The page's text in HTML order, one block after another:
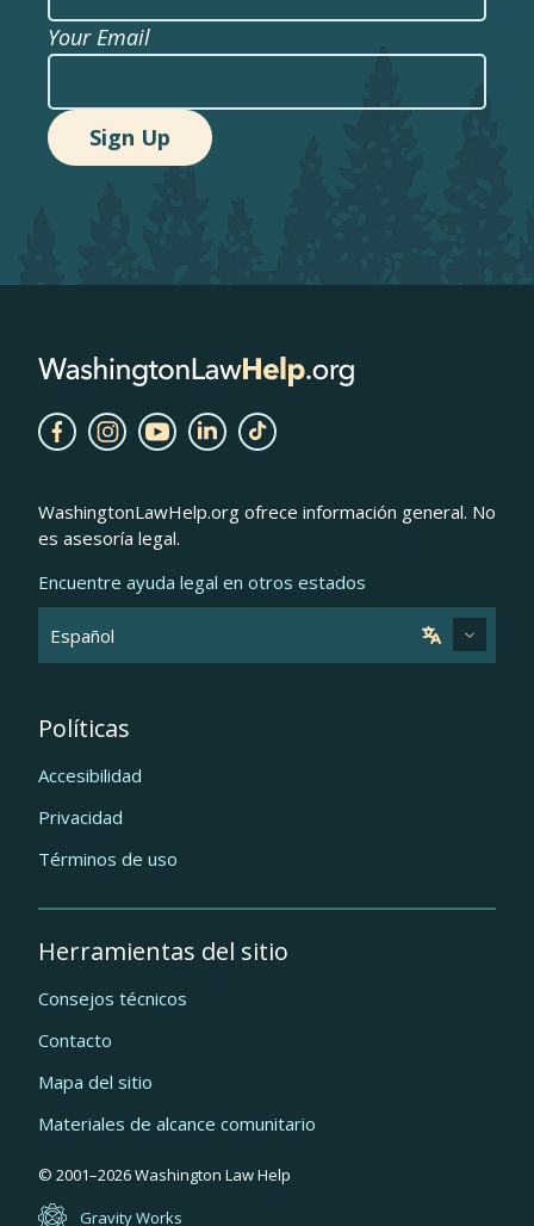
Your Email
WashingtonLawHelp.org ofrece información general. No
es asesoría legal.
Encuentre ayuda legal en otros estados
Quick
Políticas
Accesibilidad
Privacidad
Términos de uso
Herramientas del sitio
Consejos técnicos
Contacto
Mapa del sitio
Materiales de alcance comunitario
© 2001–2026Washington Law Help
Gravity Works